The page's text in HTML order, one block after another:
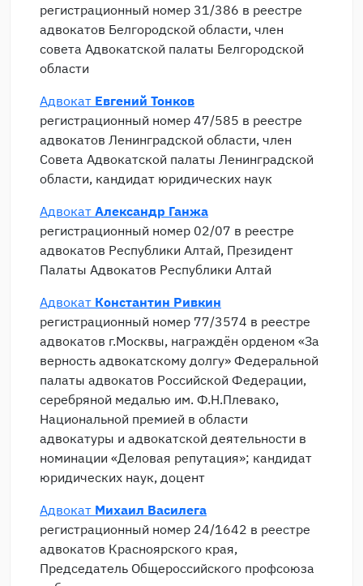
регистрационный номер 31/386 в реестре
адвокатов Белгородской области, член
совета Адвокатской палаты Белгородской
области
Адвокат Евгений Тонков
регистрационный номер 47/585 в реестре
адвокатов Ленинградской области, член
Совета Адвокатской палаты Ленинградской
области, кандидат юридических наук
Адвокат Александр Ганжа
регистрационный номер 02/07 в реестре
адвокатов Республики Алтай, Президент
Палаты Адвокатов Республики Алтай
Адвокат Константин Ривкин
регистрационный номер 77/3574 в реестре
адвокатов г.Москвы, награждён орденом «За
верность адвокатскому долгу» Федеральной
палаты адвокатов Российской Федерации,
серебряной медалью им. Ф.Н.Плевако,
Национальной премией в области
адвокатуры и адвокатской деятельности в
номинации «Деловая репутация»; кандидат
юридических наук, доцент
Адвокат Михаил Василега
регистрационный номер 24/1642 в реестре
адвокатов Красноярского края,
Председатель Общероссийского профсоюза